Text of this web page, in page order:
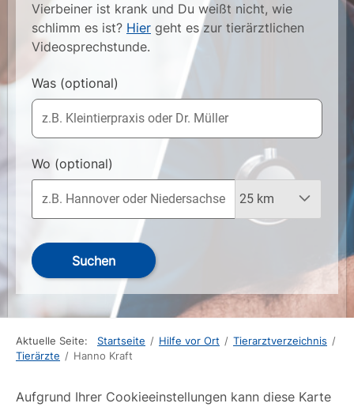
Vierbeiner ist krank und Du weißt nicht, wie
schlimm es ist? Hier geht es zur tierärztlichen
Videosprechstunde.
Was (optional)
Wo (optional)
Suchen
Aktuelle Seite: Startseite / Hilfe vor Ort / Tierarztverzeichnis /
Tierärzte / Hanno Kraft
Aufgrund Ihrer Cookieeinstellungen kann diese Karte